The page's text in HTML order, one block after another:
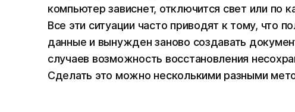
компьютер зависнет, отключится свет или по
Все эти ситуации часто приводят к тому, что
данные и вынужден заново создавать
случаев возможность восстановления
Сделать это можно несколькими разными